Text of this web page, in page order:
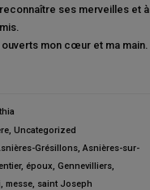
ses merveilles et à
mon cœur et ma main.
, Uncategorized
Grésillons, Asnières-sur-
, époux, Gennevilliers,
, messe, saint Joseph